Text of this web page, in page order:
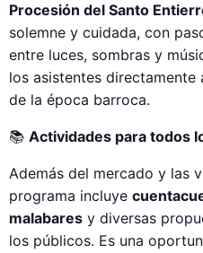
Procesión del Santo
solemne y cuidada, con
entre luces, sombras y
los asistentes
de la época barroca.
📚 Actividades para todos
Además del mercado y las
programa incluye
malabares y diversas
los públicos. Es una